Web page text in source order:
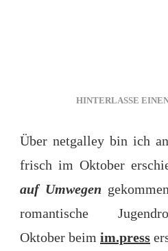
HINTERLASSE
Über netgalley bin ich an
frisch im Oktober
auf Umwegen
romantische
Oktober beim im.press